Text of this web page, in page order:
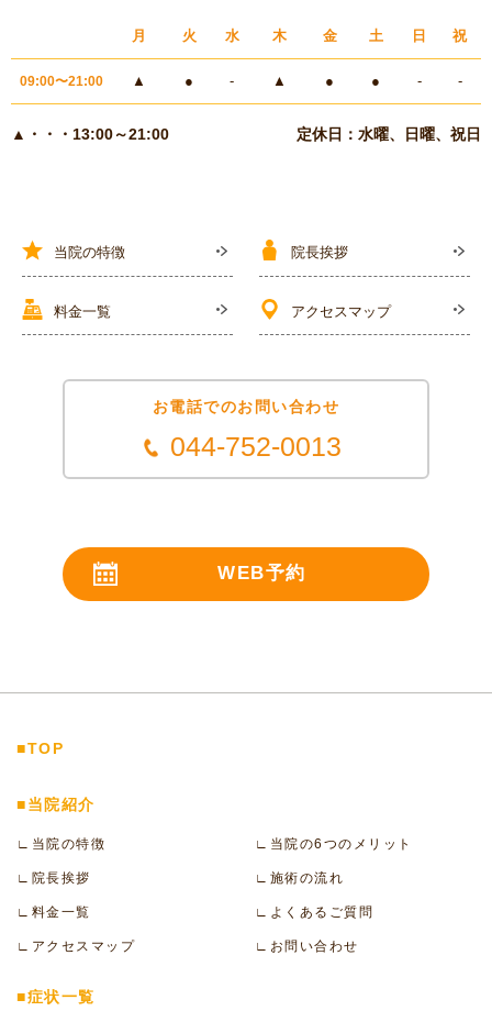
当院の特徴 院長挨拶
料金一覧 アクセスマップ
月 火 水 木 金 土 日 祝
09:00〜21:00 ▲ ● - ▲ ● ● - -
▲・・・13:00～21:00 定休日：水曜、日曜、祝日
お電話でのお問い合わせ
044-752-0013
WEB予約
■TOP
■当院紹介
∟当院の特徴 ∟当院の6つのメリット
∟院長挨拶 ∟施術の流れ
∟料金一覧 ∟よくあるご質問
∟アクセスマップ ∟お問い合わせ
■症状一覧